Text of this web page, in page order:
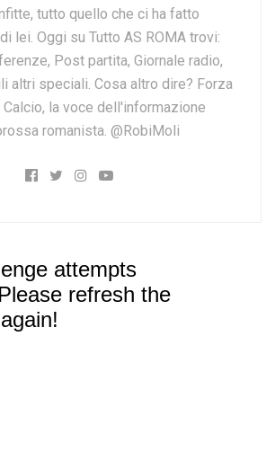
tutto quello che ci ha fatto
lei. Oggi su Tutto AS ROMA trovi:
Post partita, Giornale radio,
altri speciali. Cosa altro dire? Forza
Calcio, la voce dell'informazione
romanista. @RobiMoli